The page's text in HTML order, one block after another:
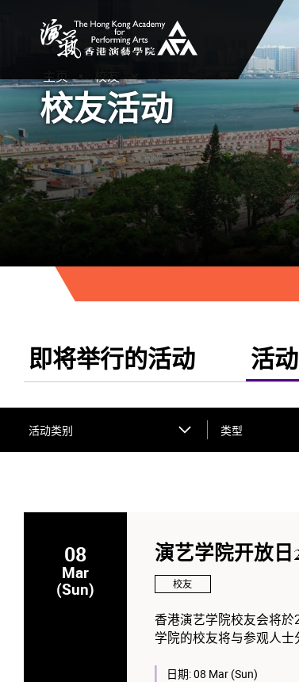
主页 校友
校友活动
即将举行的活动 活
活动类别 类型
08
Mar
(Sun)
演艺学院开放日
校友
香港演艺学院校友会将
学院的校友将与参观人士
日期:08 Mar (Sun)